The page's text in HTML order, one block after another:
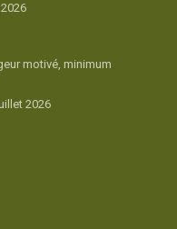
motivé, minimum
2026